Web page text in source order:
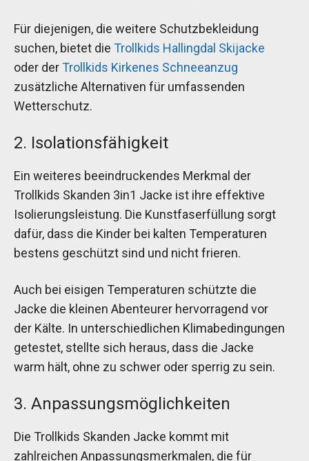
Für diejenigen, die weitere Schutzbekleidung
suchen, bietet die Trollkids Hallingdal Skijacke
oder der Trollkids Kirkenes Schneeanzug
zusätzliche Alternativen für umfassenden
Wetterschutz.
2. Isolationsfähigkeit
Ein weiteres beeindruckendes Merkmal der
Trollkids Skanden 3in1 Jacke ist ihre effektive
Isolierungsleistung. Die Kunstfaserfüllung sorgt
dafür, dass die Kinder bei kalten Temperaturen
bestens geschützt sind und nicht frieren.
Auch bei eisigen Temperaturen schützte die
Jacke die kleinen Abenteurer hervorragend vor
der Kälte. In unterschiedlichen Klimabedingungen
getestet, stellte sich heraus, dass die Jacke
warm hält, ohne zu schwer oder sperrig zu sein.
3. Anpassungsmöglichkeiten
Die Trollkids Skanden Jacke kommt mit
zahlreichen Anpassungsmerkmalen, die für